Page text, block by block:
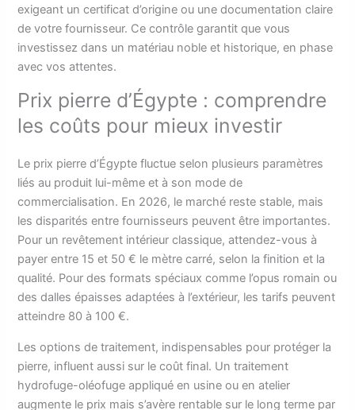
exigeant un certificat d’origine ou une documentation claire
de votre fournisseur. Ce contrôle garantit que vous
investissez dans un matériau noble et historique, en phase
avec vos attentes.
Prix pierre d’Égypte : comprendre
les coûts pour mieux investir
Le prix pierre d’Égypte fluctue selon plusieurs paramètres
liés au produit lui-même et à son mode de
commercialisation. En 2026, le marché reste stable, mais
les disparités entre fournisseurs peuvent être importantes.
Pour un revêtement intérieur classique, attendez-vous à
payer entre 15 et 50 € le mètre carré, selon la finition et la
qualité. Pour des formats spéciaux comme l’opus romain ou
des dalles épaisses adaptées à l’extérieur, les tarifs peuvent
atteindre 80 à 100 €.
Les options de traitement, indispensables pour protéger la
pierre, influent aussi sur le coût final. Un traitement
hydrofuge-oléofuge appliqué en usine ou en atelier
augmente le prix mais s’avère rentable sur le long terme par